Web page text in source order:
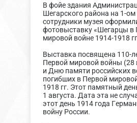
В фойе здания
Шегарского района на 1-
сотрудники музея
фотовыставку «Шегарцы в
мировой войне 1914-1918
Выставка посвящена 110-
Первой мировой войны (28
и Дню памяти российских
погибших в Первой
1918 гг. Этот памятный
1 августа. Дата эта не
этот день 1914 года
войну России.